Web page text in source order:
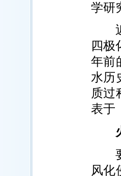
学研
近
四极
年前
水历
质过
表于
火
要
风化